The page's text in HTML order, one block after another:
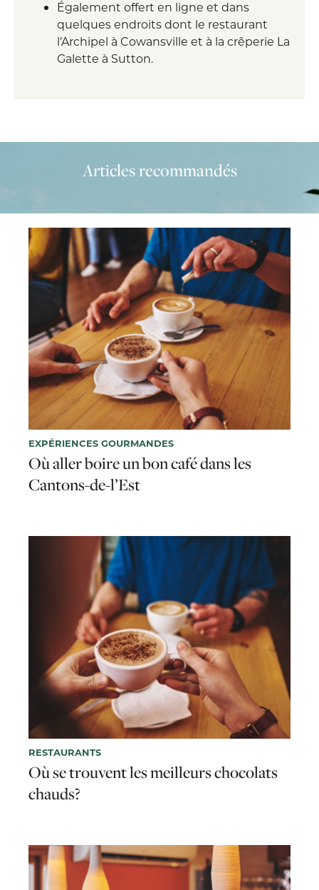
Également offert en ligne et dans
quelques endroits dont le restaurant
l’Archipel à Cowansville et à la crêperie La
Galette à Sutton.
Articles recommandés
EXPÉRIENCES GOURMANDES
Où aller boire un bon café dans les
Cantons-de-l’Est
RESTAURANTS
Où se trouvent les meilleurs chocolats
chauds?